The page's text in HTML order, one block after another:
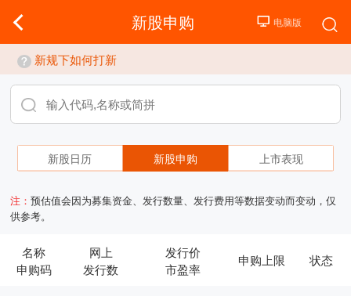
新股申购
新规下如何打新
新股日历 新股申购 上市表现
注：预估值会因为募集资金、发行数量、发行费用等数据变动而变动，仅
供参考。
名称
申购码
网上
发行数
发行价
市盈率
申购上限 状态